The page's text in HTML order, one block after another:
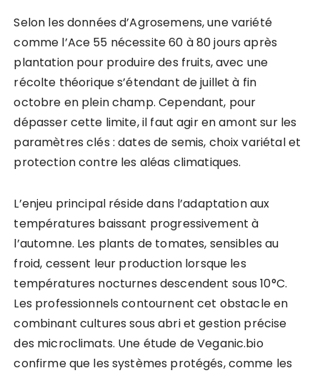
Selon les données d’Agrosemens, une variété
comme l’Ace 55 nécessite 60 à 80 jours après
plantation pour produire des fruits, avec une
récolte théorique s’étendant de juillet à fin
octobre en plein champ. Cependant, pour
dépasser cette limite, il faut agir en amont sur les
paramètres clés : dates de semis, choix variétal et
protection contre les aléas climatiques.
L’enjeu principal réside dans l’adaptation aux
températures baissant progressivement à
l’automne. Les plants de tomates, sensibles au
froid, cessent leur production lorsque les
températures nocturnes descendent sous 10°C.
Les professionnels contournent cet obstacle en
combinant cultures sous abri et gestion précise
des microclimats. Une étude de Veganic.bio
confirme que les systèmes protégés, comme les